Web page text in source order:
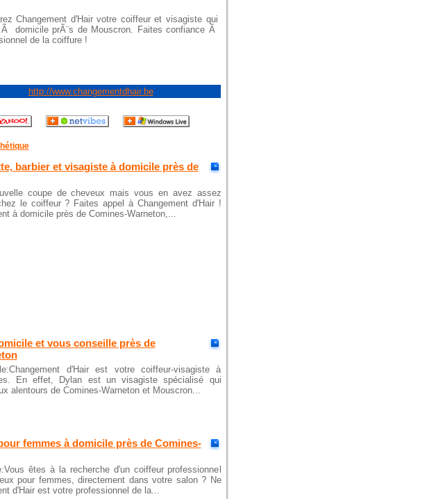
Changement d'Hair votre coiffeur et visagiste qui
Ã domicile prÃ¨s de Mouscron. Faites confiance Ã
de la coiffure !
http://www.changementdhair.be
barbier et visagiste à domicile près de
coupe de cheveux mais vous en avez assez
le coiffeur ? Faites appel à Changement d'Hair !
à domicile près de Comines-Warneton,...
et vous conseille près de
d'Hair est votre coiffeur-visagiste à
En effet, Dylan est un visagiste spécialisé qui
alentours de Comines-Warneton et Mouscron...
femmes à domicile près de Comines-
êtes à la recherche d'un coiffeur professionnel
pour femmes, directement dans votre salon ? Ne
d'Hair est votre professionnel de la...